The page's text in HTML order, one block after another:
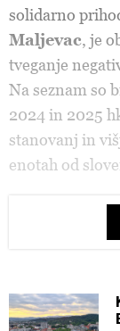
solidarno
Maljevac, je
tveganje
Na seznam so
2024 in 2025
stanovanj in
enotah od